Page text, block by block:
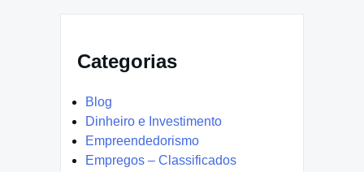
Categorias
Blog
Dinheiro e Investimento
Empreendedorismo
Empregos – Classificados